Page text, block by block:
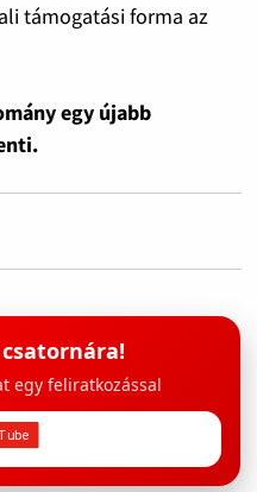
támogatási forma az
egy újabb
egy feliratkozással